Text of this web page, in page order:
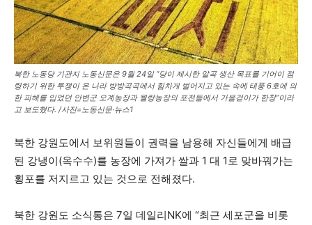
북한 노동당 기관지 노동신문은 9월 24일 “당이 제시한 알곡 생산 목표를 기어이 점
령하기 위한 투쟁이 온 나라 방방곡곡에서 힘차게 벌어지고 있는 속에 태풍 6호에 의
한 피해를 입었던 안변군 오계농장과 월랑농장의 포전들에서 가을걷이가 한창”이라
고 보도했다. /사진=노동신문·뉴스1
북한 강원도에서 보위원들이 권력을 남용해 자신들에게 배급
된 강냉이(옥수수)를 농장에 가져가 쌀과 1 대 1로 맞바꿔가는
횡포를 저지르고 있는 것으로 전해졌다.
북한 강원도 소식통은 7일 데일리NK에 “최근 세포군을 비롯